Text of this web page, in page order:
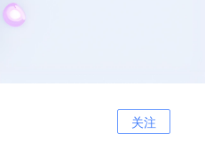
关注